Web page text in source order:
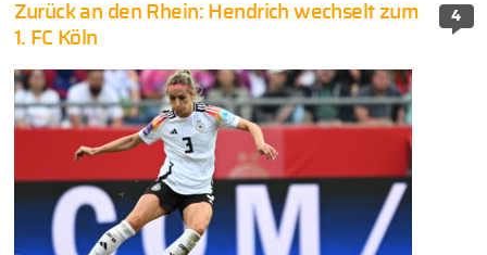
4
Zurück an den Rhein: Hendrich wechselt zum
1. FC Köln